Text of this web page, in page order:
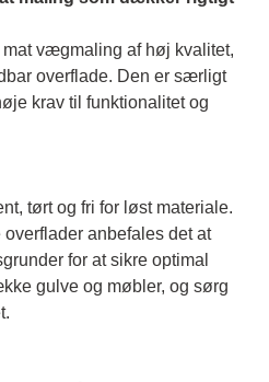
vægmaling af høj kvalitet,
overflade. Den er særligt
krav til funktionalitet og
tørt og fri for løst materiale.
anbefales det at
for at sikre optimal
gulve og møbler, og sørg